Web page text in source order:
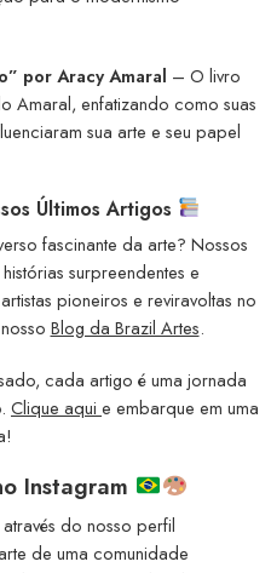
por Aracy Amaral – O livro
Amaral, enfatizando como suas
sua arte e seu papel
Últimos Artigos
fascinante da arte? Nossos
surpreendentes e
pioneiros e reviravoltas no
Blog da Brazil Artes.
cada artigo é uma jornada
Clique aqui e embarque em uma
Instagram
do nosso perfil
de uma comunidade